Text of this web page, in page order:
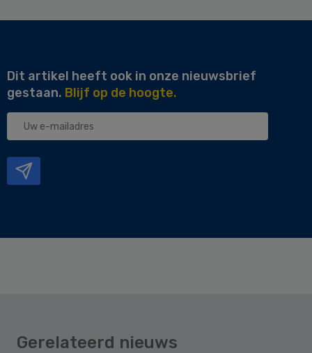
Dit artikel heeft ook in onze nieuwsbrief
gestaan. Blijf op de hoogte.
Uw
Gerelateerd nieuws